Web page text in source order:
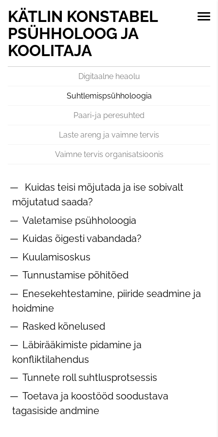
KÄTLIN KONSTABEL
PSÜHHOLOOG JA
KOOLITAJA
Digitaalne heaolu
Suhtlemispsühholoogia
Paari-ja peresuhted
Laste areng ja vaimne tervis
Vaimne tervis organisatsioonis
Kuidas teisi mõjutada ja ise sobivalt
mõjutatud saada?
Valetamise psühholoogia
Kuidas õigesti vabandada?
Kuulamisoskus
Tunnustamise põhitõed
Enesekehtestamine, piiride seadmine ja
hoidmine
Rasked kõnelused
Läbirääkimiste pidamine ja
konfliktilahendus
Tunnete roll suhtlusprotsessis
Toetava ja koostööd soodustava
tagasiside andmine